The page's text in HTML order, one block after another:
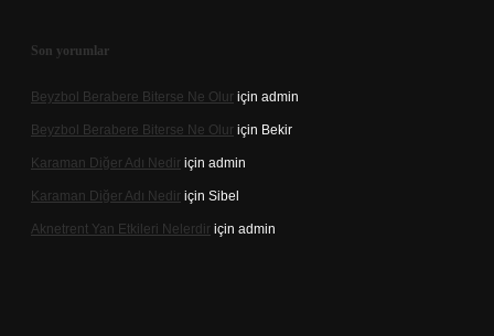
Son yorumlar
Beyzbol Berabere Biterse Ne Olur için admin
Beyzbol Berabere Biterse Ne Olur için Bekir
Karaman Diğer Adı Nedir için admin
Karaman Diğer Adı Nedir için Sibel
Aknetrent Yan Etkileri Nelerdir için admin